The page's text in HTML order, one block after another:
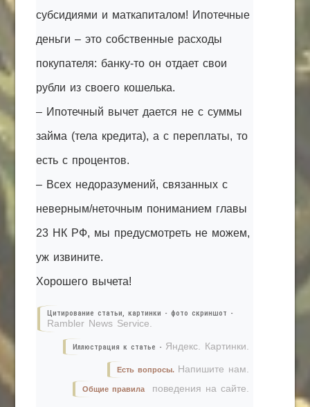
субсидиями и маткапиталом! Ипотечные
деньги – это собственные расходы
покупателя: банку-то он отдает свои
рубли из своего кошелька.
– Ипотечный вычет дается не с суммы
займа (тела кредита), а с переплаты, то
есть с процентов.
– Всех недоразумений, связанных с
неверным/неточным пониманием главы
23 НК РФ, мы предусмотреть не можем,
уж извините.
Хорошего вычета!
Цитирование статьи, картинки - фото скриншот -
Rambler News Service.
Иллюстрация к статье - Яндекс. Картинки.
Есть вопросы. Напишите нам.
Общие правила поведения на сайте.